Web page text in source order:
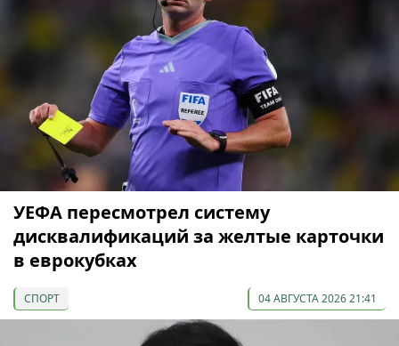
УЕФА пересмотрел систему
дисквалификаций за желтые карточки
в еврокубках
СПОРТ 04 АВГУСТА 2026 21:41